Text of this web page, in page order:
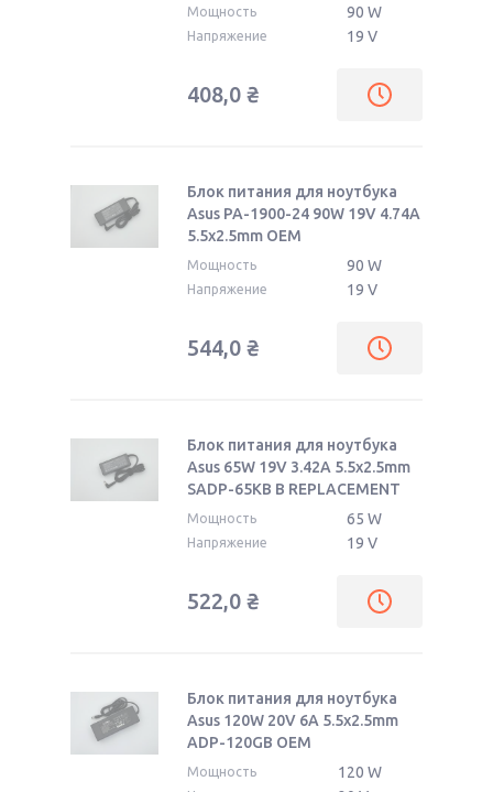
K550J
K551LB K555
K60
K62
K95
Мощность 90 W
Напряжение 19 V
408,0 ₴
Блок питания для ноутбука
Asus PA-1900-24 90W 19V 4.74A
5.5x2.5mm ОЕМ
Мощность 90 W
Напряжение 19 V
544,0 ₴
Блок питания для ноутбука
Asus 65W 19V 3.42A 5.5x2.5mm
SADP-65KB B REPLACEMENT
Мощность 65 W
Напряжение 19 V
522,0 ₴
Блок питания для ноутбука
Asus 120W 20V 6A 5.5x2.5mm
ADP-120GB OEM
Мощность 120 W